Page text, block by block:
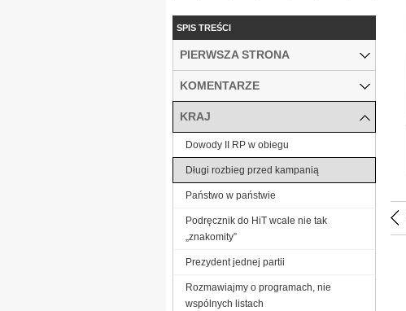
SPIS TREŚCI
PIERWSZA STRONA
KOMENTARZE
KRAJ
Dowody II RP w obiegu
Długi rozbieg przed kampanią
Państwo w państwie
Podręcznik do HiT wcale nie tak
„znakomity”
Prezydent jednej partii
Rozmawiajmy o programach, nie
wspólnych listach